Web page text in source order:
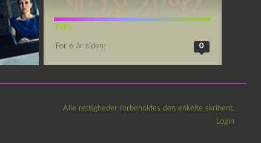
Film
For 6 år siden 0
Alle rettigheder forbeholdes den enkelte skribent.
Login